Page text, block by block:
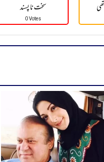
سخت نا پسند
0 Votes